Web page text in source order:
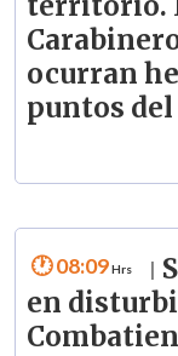
ocurran
puntos
08:09
en